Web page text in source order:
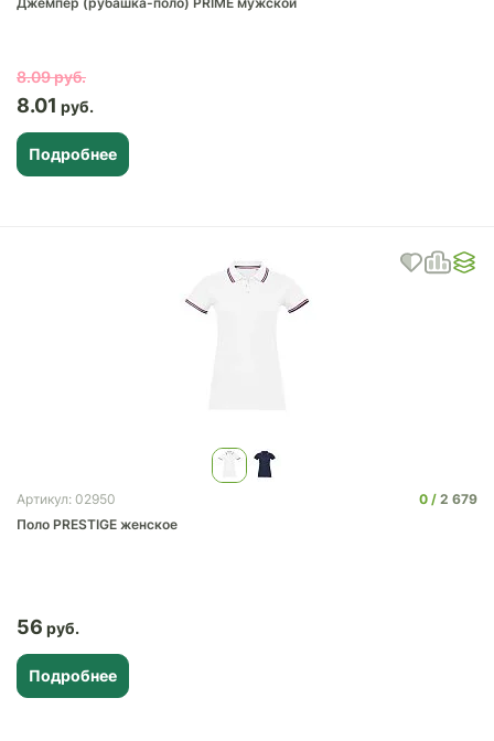
8.09
8.01
Подробнее
Артикул: 02950 0
2 679
Поло PRESTIGE женское
56
Подробнее